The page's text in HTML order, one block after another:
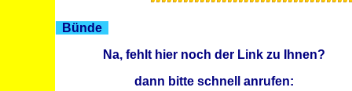
Bünde
Na, fehlt hier noch der Link zu Ihnen?
dann bitte schnell anrufen: